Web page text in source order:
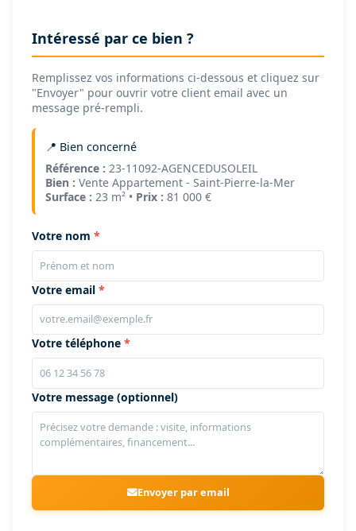
Intéressé par ce bien ?
Remplissez vos informations ci-dessous et cliquez sur
"Envoyer" pour ouvrir votre client email avec un
message pré-rempli.
📍 Bien concerné
Référence : 23-11092-AGENCEDUSOLEIL
Bien : Vente Appartement - Saint-Pierre-la-Mer
Surface : 23 m² • Prix : 81 000 €
Votre nom
Votre email
Votre téléphone
Votre message (optionnel)
Envoyer par email